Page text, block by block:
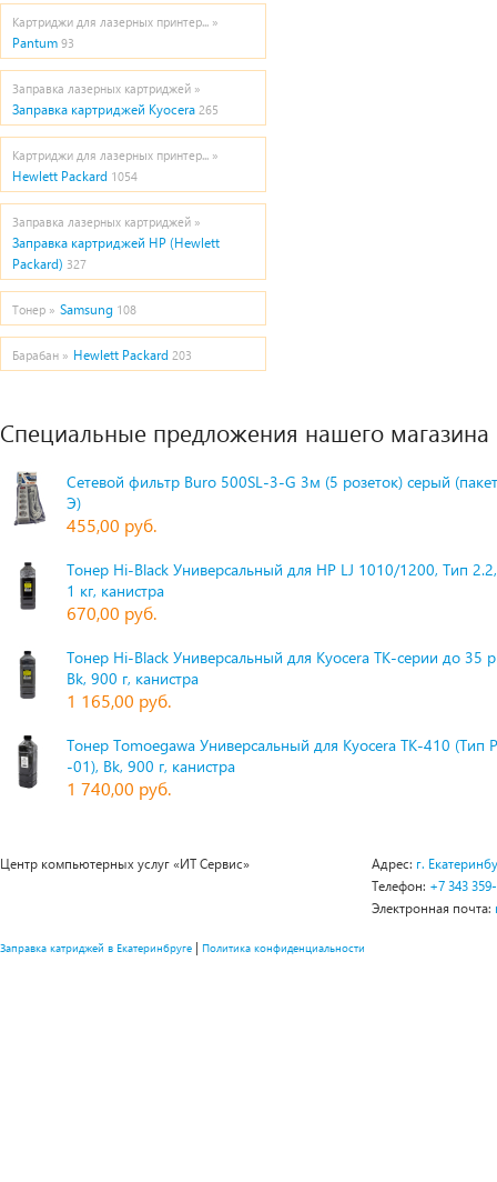
Картриджи для лазерных принтер... »
Pantum 93
Заправка лазерных картриджей »
Заправка картриджей Kyocera 265
Картриджи для лазерных принтер... »
Hewlett Packard 1054
Заправка лазерных картриджей »
Заправка картриджей HP (Hewlett
Packard) 327
Тонер » Samsung 108
Барабан » Hewlett Packard 203
Специальные предложения нашего магазина
Сетевой фильтр Buro 500SL-3-G 3м (5 розеток) серый
Э)
455,00 руб.
Тонер Hi-Black Универсальный для HP LJ 1010/1200, Тип
1 кг, канистра
670,00 руб.
Тонер Hi-Black Универсальный для Kyocera TK-серии до 35
Bk, 900 г, канистра
1 165,00 руб.
Тонер Tomoegawa Универсальный для Kyocera TK-410 (Тип
-01), Bk, 900 г, канистра
1 740,00 руб.
Центр компьютерных услуг «ИТ Сервис» Адрес: г.
Телефон: +7 343
Электронная почта:
Заправка катриджей в Екатеринбруге | Политика конфиденциальности